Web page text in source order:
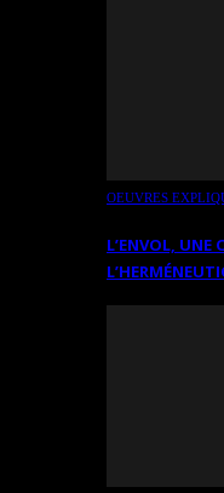
OEUVRES
L’ENVOL, UNE